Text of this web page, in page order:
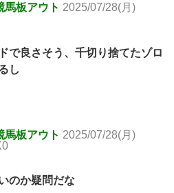
馬板アウト 2025/07/28(月)
で良さそう、千切り捨てたゾロ
し
馬板アウト 2025/07/28(月)
のか疑問だな